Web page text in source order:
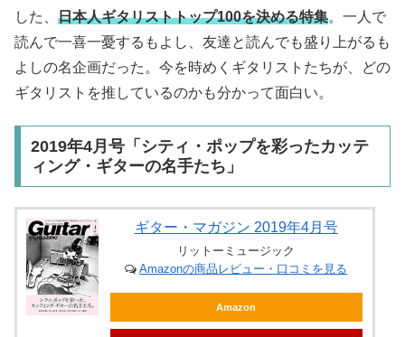
した、 日本人ギタリストトップ100を決める特集。一人で
読んで一喜一憂するもよし、友達と読んでも盛り上がるも
よしの名企画だった。今を時めくギタリストたちが、どの
ギタリストを推しているのかも分かって面白い。
2019年4月号「シティ・ポップを彩ったカッテ
ィング・ギターの名手たち」
ギター・マガジン 2019年4月号
リットーミュージック
Amazonの商品レビュー・口コミを見る
Amazon